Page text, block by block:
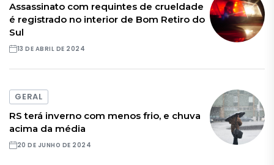
Assassinato com requintes de crueldade
é registrado no interior de Bom Retiro do
Sul
13 DE ABRIL DE 2024
GERAL
RS terá inverno com menos frio, e chuva
acima da média
20 DE JUNHO DE 2024